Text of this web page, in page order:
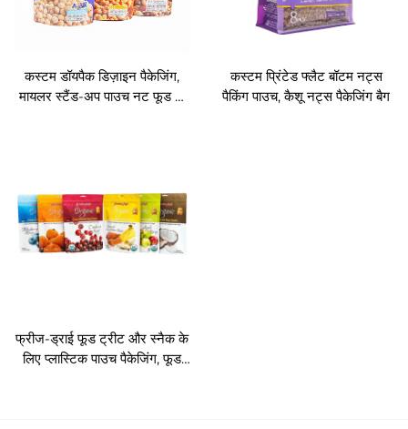
कस्टम डॉयपैक डिज़ाइन पैकेजिंग,
मायलर स्टैंड-अप पाउच नट फूड के
कस्टम प्रिंटेड फ्लैट बॉटम नट्स
पैकिंग पाउच, कैशू नट्स पैकेजिंग बैग
फ्रीज-ड्राई फूड ट्रीट और स्नैक के
लिए प्लास्टिक पाउच पैकेजिंग, फूड